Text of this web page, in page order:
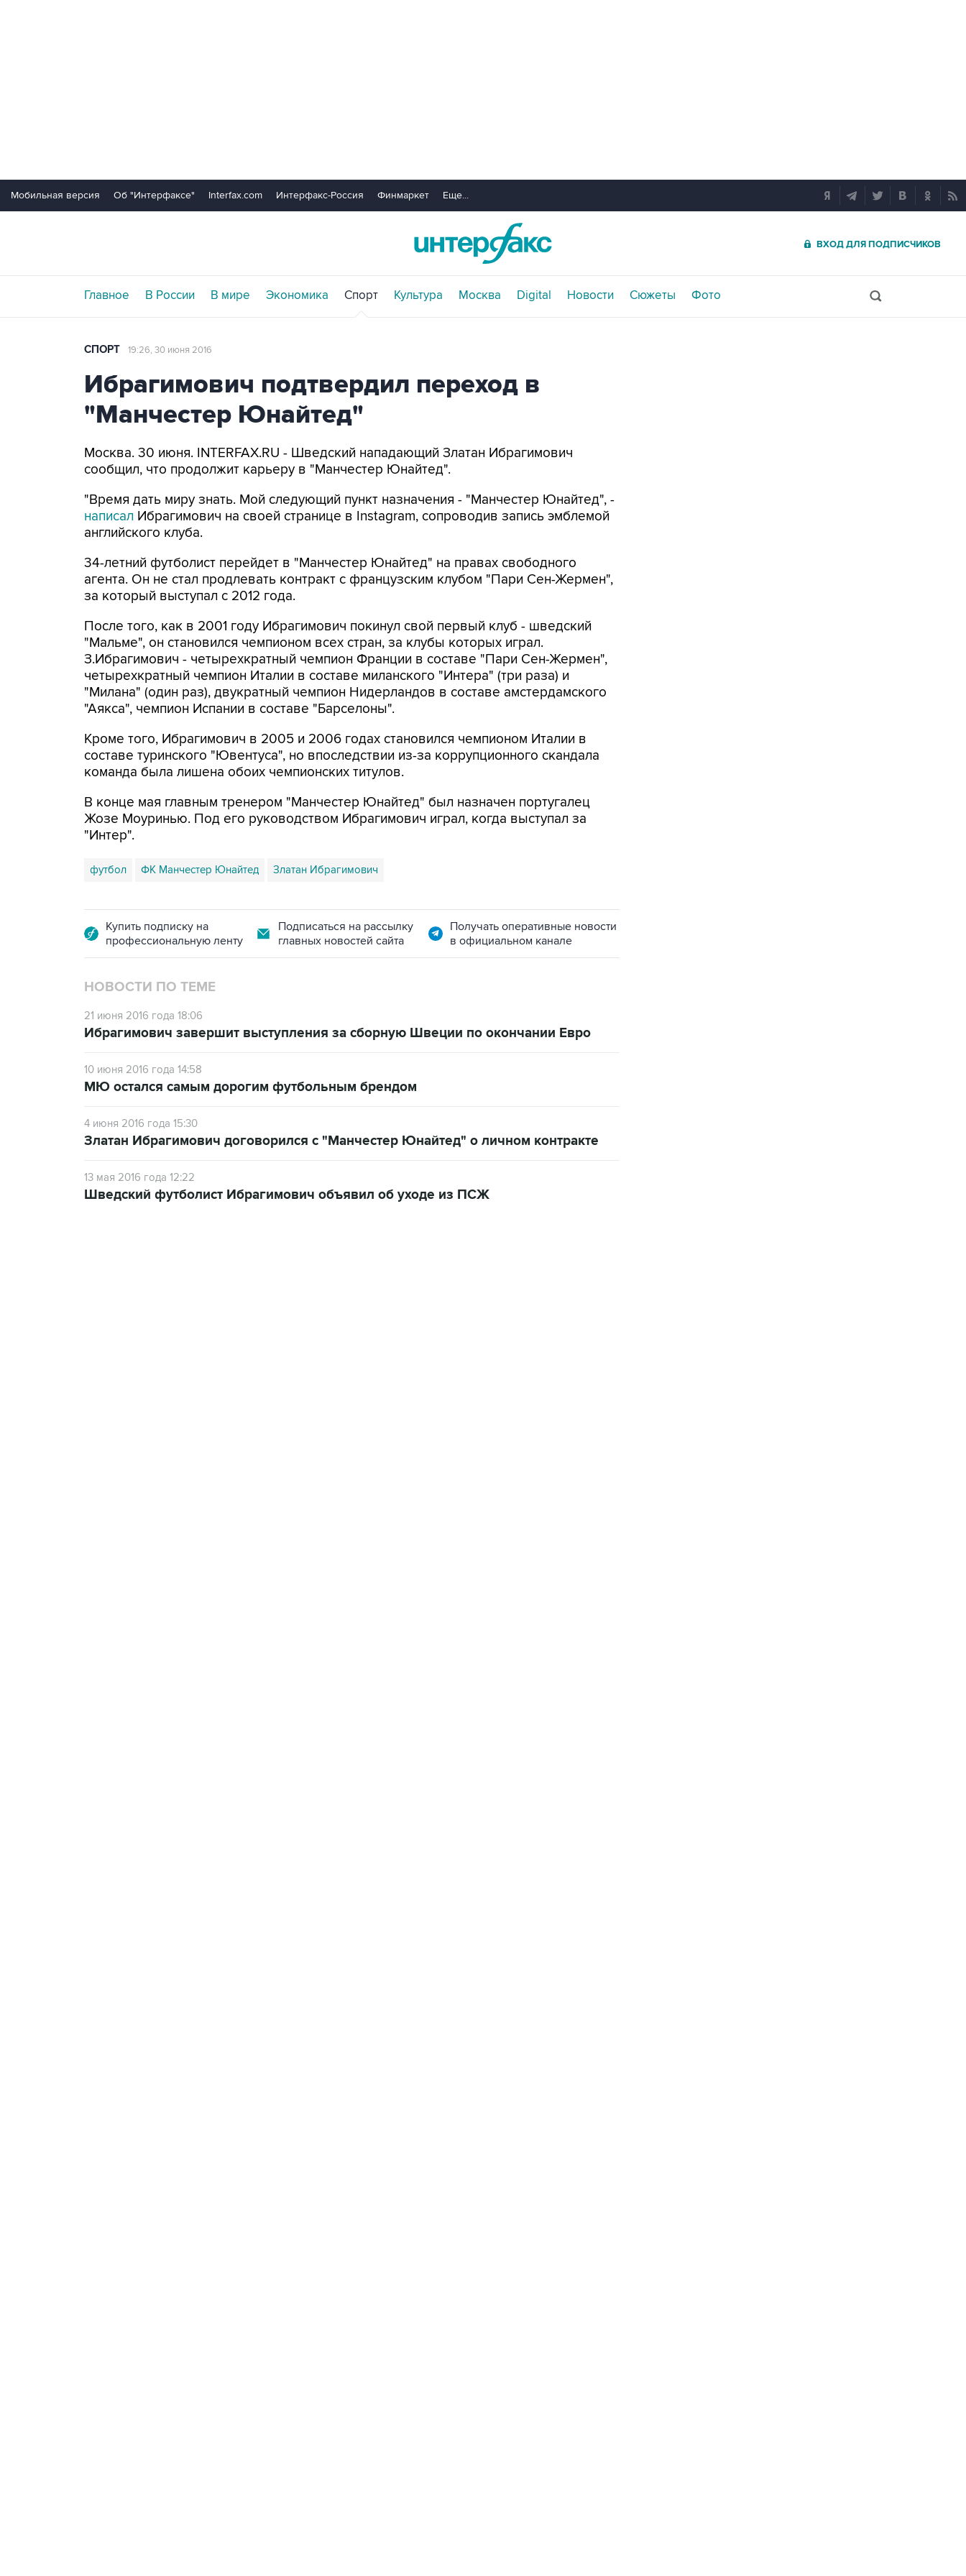
Мобильная версия Об "Интерфаксе" Interfax.com Интерфакс-Россия Финмаркет Еще...
ВХОД ДЛЯ ПОДПИСЧИКОВ
Главное В России В мире Экономика Спорт Культура Москва Digital Новости Сюжеты Фото
СПОРТ 19:26, 30 июня 2016
Ибрагимович подтвердил переход в
"Манчестер Юнайтед"
Москва. 30 июня. INTERFAX.RU - Шведский нападающий Златан Ибрагимович
сообщил, что продолжит карьеру в "Манчестер Юнайтед".
"Время дать миру знать. Мой следующий пункт назначения - "Манчестер Юнайтед", -
написал Ибрагимович на своей странице в Instagram, сопроводив запись эмблемой
английского клуба.
34-летний футболист перейдет в "Манчестер Юнайтед" на правах свободного
агента. Он не стал продлевать контракт с французским клубом "Пари Сен-Жермен",
за который выступал с 2012 года.
После того, как в 2001 году Ибрагимович покинул свой первый клуб - шведский
"Мальме", он становился чемпионом всех стран, за клубы которых играл.
З.Ибрагимович - четырехкратный чемпион Франции в составе "Пари Сен-Жермен",
четырехкратный чемпион Италии в составе миланского "Интера" (три раза) и
"Милана" (один раз), двукратный чемпион Нидерландов в составе амстердамского
"Аякса", чемпион Испании в составе "Барселоны".
Кроме того, Ибрагимович в 2005 и 2006 годах становился чемпионом Италии в
составе туринского "Ювентуса", но впоследствии из-за коррупционного скандала
команда была лишена обоих чемпионских титулов.
В конце мая главным тренером "Манчестер Юнайтед" был назначен португалец
Жозе Моуринью. Под его руководством Ибрагимович играл, когда выступал за
"Интер".
футбол ФК Манчестер Юнайтед Златан Ибрагимович
Купить подписку на
профессиональную ленту
Подписаться на рассылку
главных новостей сайта
Получать оперативные новости
в официальном канале
НОВОСТИ ПО ТЕМЕ
21 июня 2016 года 18:06
Ибрагимович завершит выступления за сборную Швеции по окончании Евро
10 июня 2016 года 14:58
МЮ остался самым дорогим футбольным брендом
4 июня 2016 года 15:30
Златан Ибрагимович договорился с "Манчестер Юнайтед" о личном контракте
13 мая 2016 года 12:22
Шведский футболист Ибрагимович объявил об уходе из ПСЖ